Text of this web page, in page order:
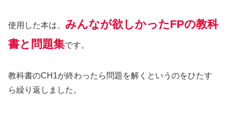
使用した本は、 みんなが欲しかったFPの教科
書と問題集です。
教科書のCH1が終わったら問題を解くというのをひたす
ら繰り返しました。